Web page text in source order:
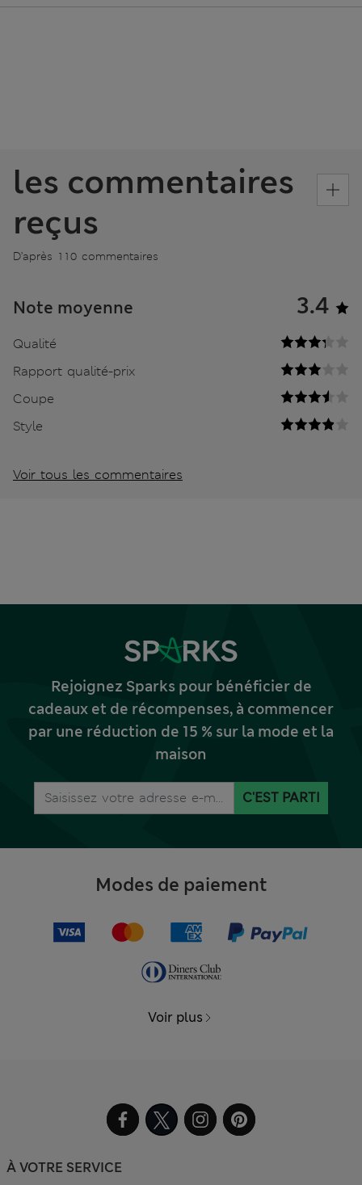
les commentaires
reçus
D’après 110 commentaires
Note moyenne 3.4
Qualité
Rapport qualité-prix
Coupe
Style
Voir tous les commentaires
Rejoignez Sparks pour bénéficier de
cadeaux et de récompenses, à commencer
par une réduction de 15 % sur la mode et la
maison
C'EST PARTI
Modes de paiement
Voir plus
À VOTRE SERVICE